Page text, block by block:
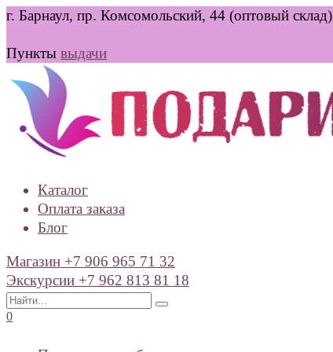
Перейти
содержанию
г. Барнаул, пр. Комсомольский, 44 (оптовый склад)
Пункты выдачи
Каталог
Оплата заказа
Блог
Магазин +7 906 965 71 32
Экскурсии +7 962 813 81 18
Search
for:
0